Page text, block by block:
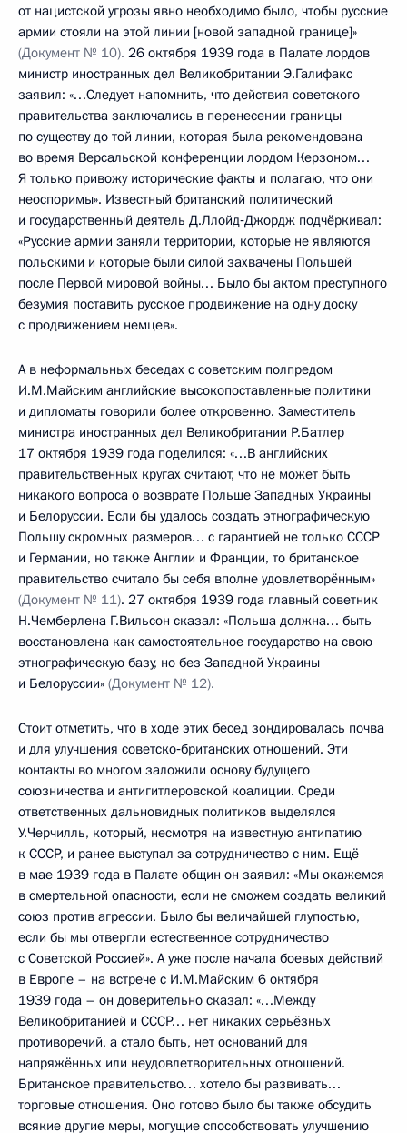
от нацистской угрозы явно необходимо было, чтобы русские
армии стояли на этой линии [новой западной границе]»
(Документ № 10). 26 октября 1939 года в Палате лордов
министр иностранных дел Великобритании Э.Галифакс
заявил: «…Следует напомнить, что действия советского
правительства заключались в перенесении границы
по существу до той линии, которая была рекомендована
во время Версальской конференции лордом Керзоном…
Я только привожу исторические факты и полагаю, что они
неоспоримы». Известный британский политический
и государственный деятель Д.Ллойд‑Джордж подчёркивал:
«Русские армии заняли территории, которые не являются
польскими и которые были силой захвачены Польшей
после Первой мировой войны… Было бы актом преступного
безумия поставить русское продвижение на одну доску
с продвижением немцев».
А в неформальных беседах с советским полпредом
И.М.Майским английские высокопоставленные политики
и дипломаты говорили более откровенно. Заместитель
министра иностранных дел Великобритании Р.Батлер
17 октября 1939 года поделился: «…В английских
правительственных кругах считают, что не может быть
никакого вопроса о возврате Польше Западных Украины
и Белоруссии. Если бы удалось создать этнографическую
Польшу скромных размеров… с гарантией не только СССР
и Германии, но также Англии и Франции, то британское
правительство считало бы себя вполне удовлетворённым»
(Документ № 11). 27 октября 1939 года главный советник
Н.Чемберлена Г.Вильсон сказал: «Польша должна… быть
восстановлена как самостоятельное государство на свою
этнографическую базу, но без Западной Украины
и Белоруссии» (Документ № 12).
Стоит отметить, что в ходе этих бесед зондировалась почва
и для улучшения советско‑британских отношений. Эти
контакты во многом заложили основу будущего
союзничества и антигитлеровской коалиции. Среди
ответственных дальновидных политиков выделялся
У.Черчилль, который, несмотря на известную антипатию
к СССР, и ранее выступал за сотрудничество с ним. Ещё
в мае 1939 года в Палате общин он заявил: «Мы окажемся
в смертельной опасности, если не сможем создать великий
союз против агрессии. Было бы величайшей глупостью,
если бы мы отвергли естественное сотрудничество
с Советской Россией». А уже после начала боевых действий
в Европе – на встрече с И.М.Майским 6 октября
1939 года – он доверительно сказал: «…Между
Великобританией и СССР… нет никаких серьёзных
противоречий, а стало быть, нет оснований для
напряжённых или неудовлетворительных отношений.
Британское правительство… хотело бы развивать…
торговые отношения. Оно готово было бы также обсудить
всякие другие меры, могущие способствовать улучшению